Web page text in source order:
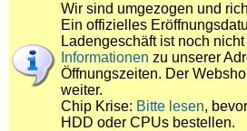
Wir sind umgezogen und
Ein offizielles
Ladengeschäft ist noch
Informationen zu unserer
Öffnungszeiten. Der
weiter.
Chip Krise: Bitte lesen,
HDD oder CPUs bestellen.